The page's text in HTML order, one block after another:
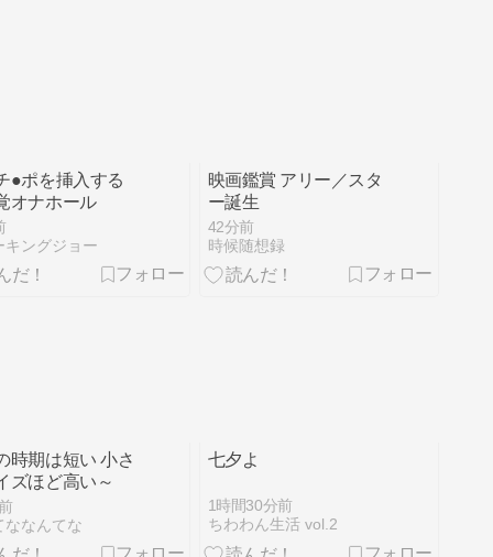
●ポを挿入する
オナホール
キングジョー
映画鑑賞 アリー／スタ
ー誕生
42分前
時候随想録
時期は短い 小さ
ズほど高い～
ななんてな
七夕よ
1時間30分前
ちわわん生活 vol.2